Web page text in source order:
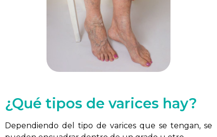
¿Qué tipos de varices hay?
Dependiendo del tipo de varices que se tengan, se